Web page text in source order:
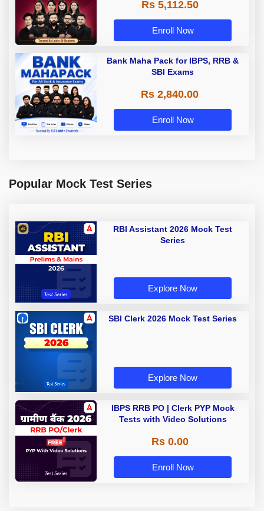
A & Grade B Bank Exams
Rs 5,112.50
Enroll Now
Bank Maha Pack for IBPS, RRB &
SBI Exams
Rs 2,840.00
Enroll Now
Popular Mock Test Series
RBI Assistant 2026 Mock Test
Series
Explore Now
SBI Clerk 2026 Mock Test Series
Explore Now
IBPS RRB PO | Clerk PYP Mock
Tests with Video Solutions
Rs 0.00
Enroll Now